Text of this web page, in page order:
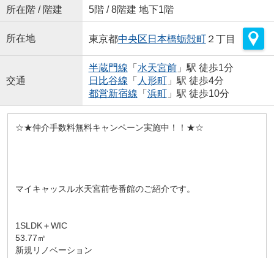
所在階 / 階建 5階 / 8階建 地下1階
所在地 東京都中央区 日本橋蛎殻町２丁目
交通
半蔵門線 「 水天宮前」駅 徒歩1分
日比谷線 「 人形町」駅 徒歩4分
都営新宿線 「 浜町」駅 徒歩10分
☆★仲介手数料無料キャンペーン実施中！！★☆
マイキャッスル水天宮前壱番館のご紹介です。
1SLDK＋WIC
53.77㎡
新規リノベーション